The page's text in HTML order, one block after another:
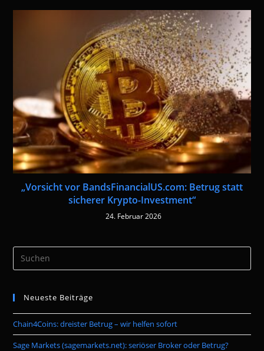
„Vorsicht vor BandsFinancialUS.com: Betrug statt
sicherer Krypto-Investment“
24. Februar 2026
the
Neueste Beiträge
Chain4Coins: dreister Betrug – wir helfen sofort
Sage Markets (sagemarkets.net): seriöser Broker oder Betrug?